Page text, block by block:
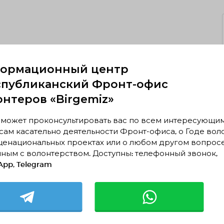
центр
Фронт-офис
«Birgemiz»
проконсультировать вас по всем
касательно деятельности Фронт-офиса, о Годе
проектах или о любом другом
с волонтерством. Доступны: телефонный звонок,
Telegram